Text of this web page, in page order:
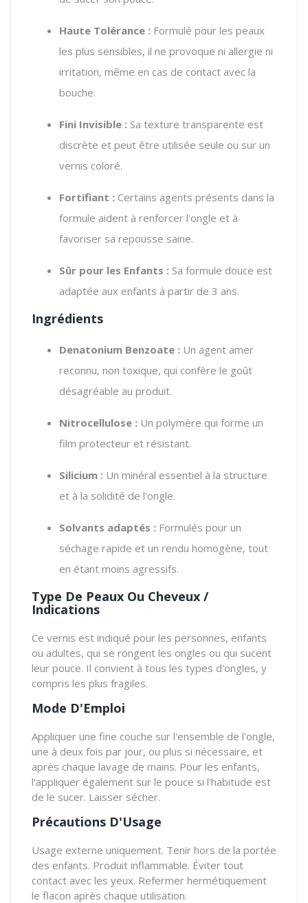
Haute Tolérance : Formulé pour les peaux
les plus sensibles, il ne provoque ni allergie ni
irritation, même en cas de contact avec la
bouche.
Fini Invisible : Sa texture transparente est
discrète et peut être utilisée seule ou sur un
vernis coloré.
Fortifiant : Certains agents présents dans la
formule aident à renforcer l'ongle et à
favoriser sa repousse saine.
Sûr pour les Enfants : Sa formule douce est
adaptée aux enfants à partir de 3 ans.
Ingrédients
Denatonium Benzoate : Un agent amer
reconnu, non toxique, qui confère le goût
désagréable au produit.
Nitrocellulose : Un polymère qui forme un
film protecteur et résistant.
Silicium : Un minéral essentiel à la structure
et à la solidité de l'ongle.
Solvants adaptés : Formulés pour un
séchage rapide et un rendu homogène, tout
en étant moins agressifs.
Type De Peaux Ou Cheveux /
Indications
Ce vernis est indiqué pour les personnes, enfants
ou adultes, qui se rongent les ongles ou qui sucent
leur pouce. Il convient à tous les types d'ongles, y
compris les plus fragiles.
Mode D'Emploi
Appliquer une fine couche sur l'ensemble de l'ongle,
une à deux fois par jour, ou plus si nécessaire, et
après chaque lavage de mains. Pour les enfants,
l'appliquer également sur le pouce si l'habitude est
de le sucer. Laisser sécher.
Précautions D'Usage
Usage externe uniquement. Tenir hors de la portée
des enfants. Produit inflammable. Éviter tout
contact avec les yeux. Refermer hermétiquement
le flacon après chaque utilisation.